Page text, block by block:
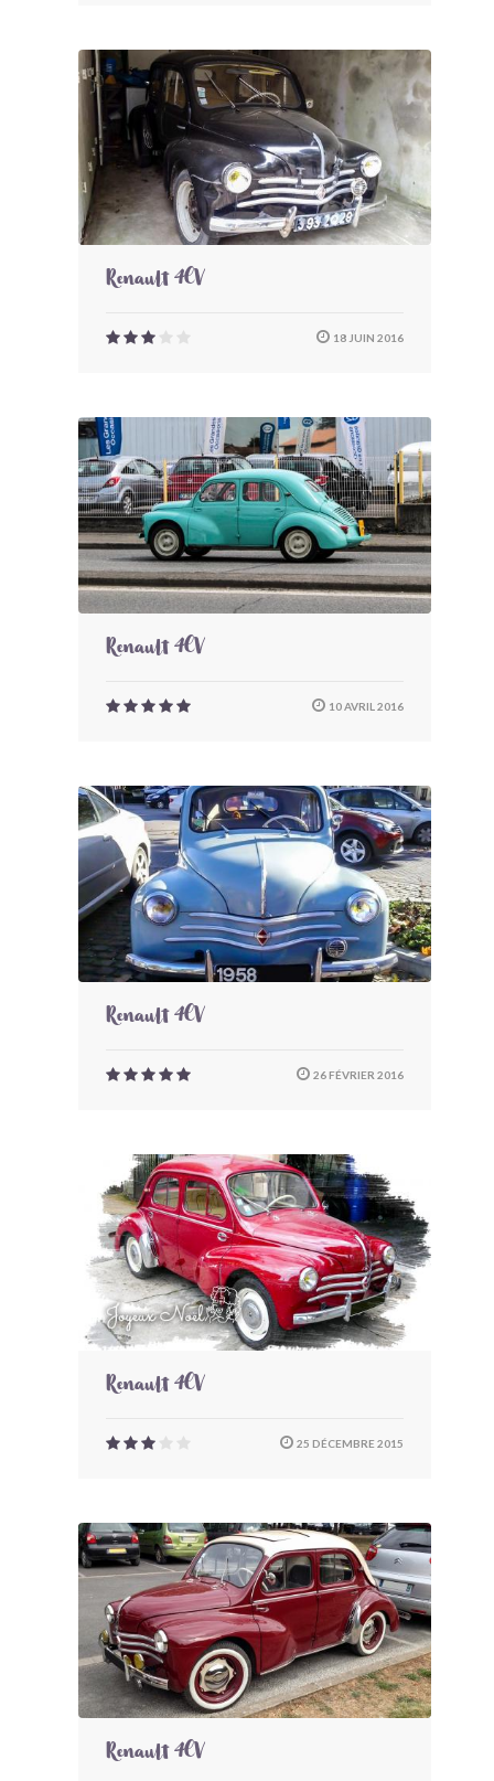
Renault 4CV
18 JUIN 2016
Renault 4CV
10 AVRIL 2016
Renault 4CV
26 FÉVRIER 2016
Renault 4CV
25 DÉCEMBRE 2015
Renault 4CV